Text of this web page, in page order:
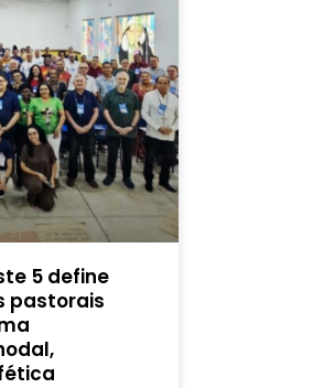
5 define
pastorais